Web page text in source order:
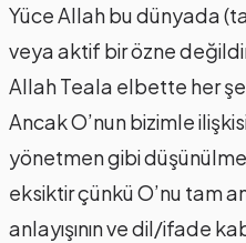
Yüce Allah bu dünyada
veya aktif bir özne
Allah Teala elbette her
Ancak O’nun bizimle
yönetmen gibi
eksiktir çünkü O’nu tam
anlayışının ve dil/ifade